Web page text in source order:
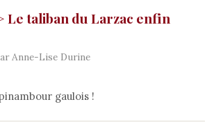
Le taliban du Larzac enfin
Anne-Lise Durine
gaulois !